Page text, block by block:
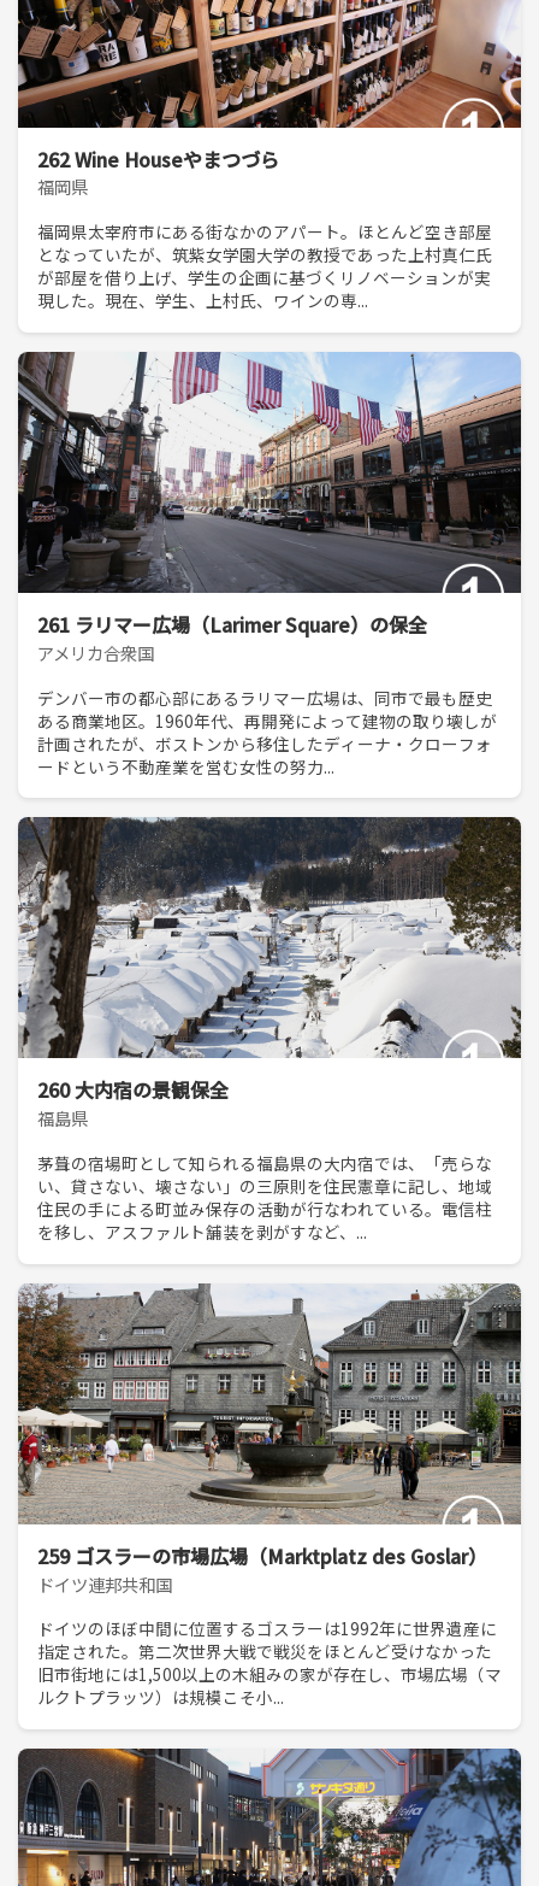
262 Wine Houseやまつづら
福岡県
福岡県太宰府市にある街なかのアパート。ほとんど空き部屋
となっていたが、筑紫女学園大学の教授であった上村真仁氏
が部屋を借り上げ、学生の企画に基づくリノベーションが実
現した。現在、学生、上村氏、ワインの専...
261 ラリマー広場（Larimer Square）の保全
アメリカ合衆国
デンバー市の都心部にあるラリマー広場は、同市で最も歴史
ある商業地区。1960年代、再開発によって建物の取り壊しが
計画されたが、ボストンから移住したディーナ・クローフォ
ードという不動産業を営む女性の努力...
260 大内宿の景観保全
福島県
茅葺の宿場町として知られる福島県の大内宿では、「売らな
い、貸さない、壊さない」の三原則を住民憲章に記し、地域
住民の手による町並み保存の活動が行なわれている。電信柱
を移し、アスファルト舗装を剥がすなど、...
259 ゴスラーの市場広場（Marktplatz des Goslar）
ドイツ連邦共和国
ドイツのほぼ中間に位置するゴスラーは1992年に世界遺産に
指定された。第二次世界大戦で戦災をほとんど受けなかった
旧市街地には1,500以上の木組みの家が存在し、市場広場（マ
ルクトプラッツ）は規模こそ小...